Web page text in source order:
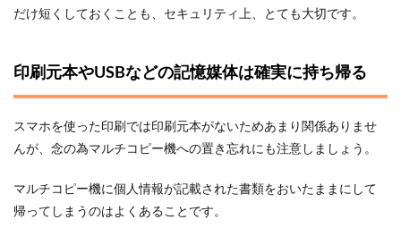
だけ短くしておくことも、セキュリティ上、とても大切です。
印刷元本やUSBなどの記憶媒体は確実に持ち帰る
スマホを使った印刷では印刷元本がないためあまり関係ありませ
んが、念の為マルチコピー機への置き忘れにも注意しましょう。
マルチコピー機に個人情報が記載された書類をおいたままにして
帰ってしまうのはよくあることです。